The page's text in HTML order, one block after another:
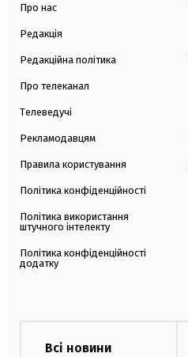
Про нас
Редакція
Редакційна політика
Про телеканал
Телеведучі
Рекламодавцям
Правила користування
Політика конфіденційності
Політика використання
штучного інтелекту
Політика конфіденційності
додатку
Всі новини